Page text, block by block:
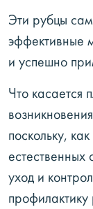
Эти рубцы
эффективные
и успешно
Что касается
поскольку,
естественных
уход и
профилактику